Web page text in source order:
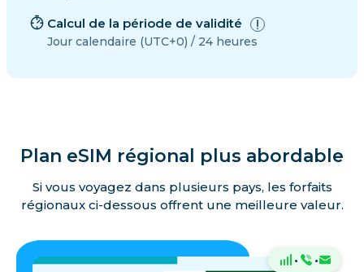
Calcul de la période de validité
Jour calendaire (UTC+0) / 24 heures
Plan eSIM régional plus abordable
Si vous voyagez dans plusieurs pays, les forfaits
régionaux ci-dessous offrent une meilleure valeur.
· ·